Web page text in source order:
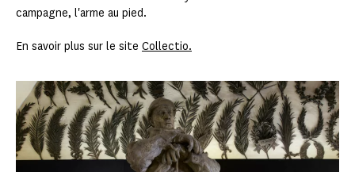
campagne, l'arme au pied.
En savoir plus sur le site Collectio.